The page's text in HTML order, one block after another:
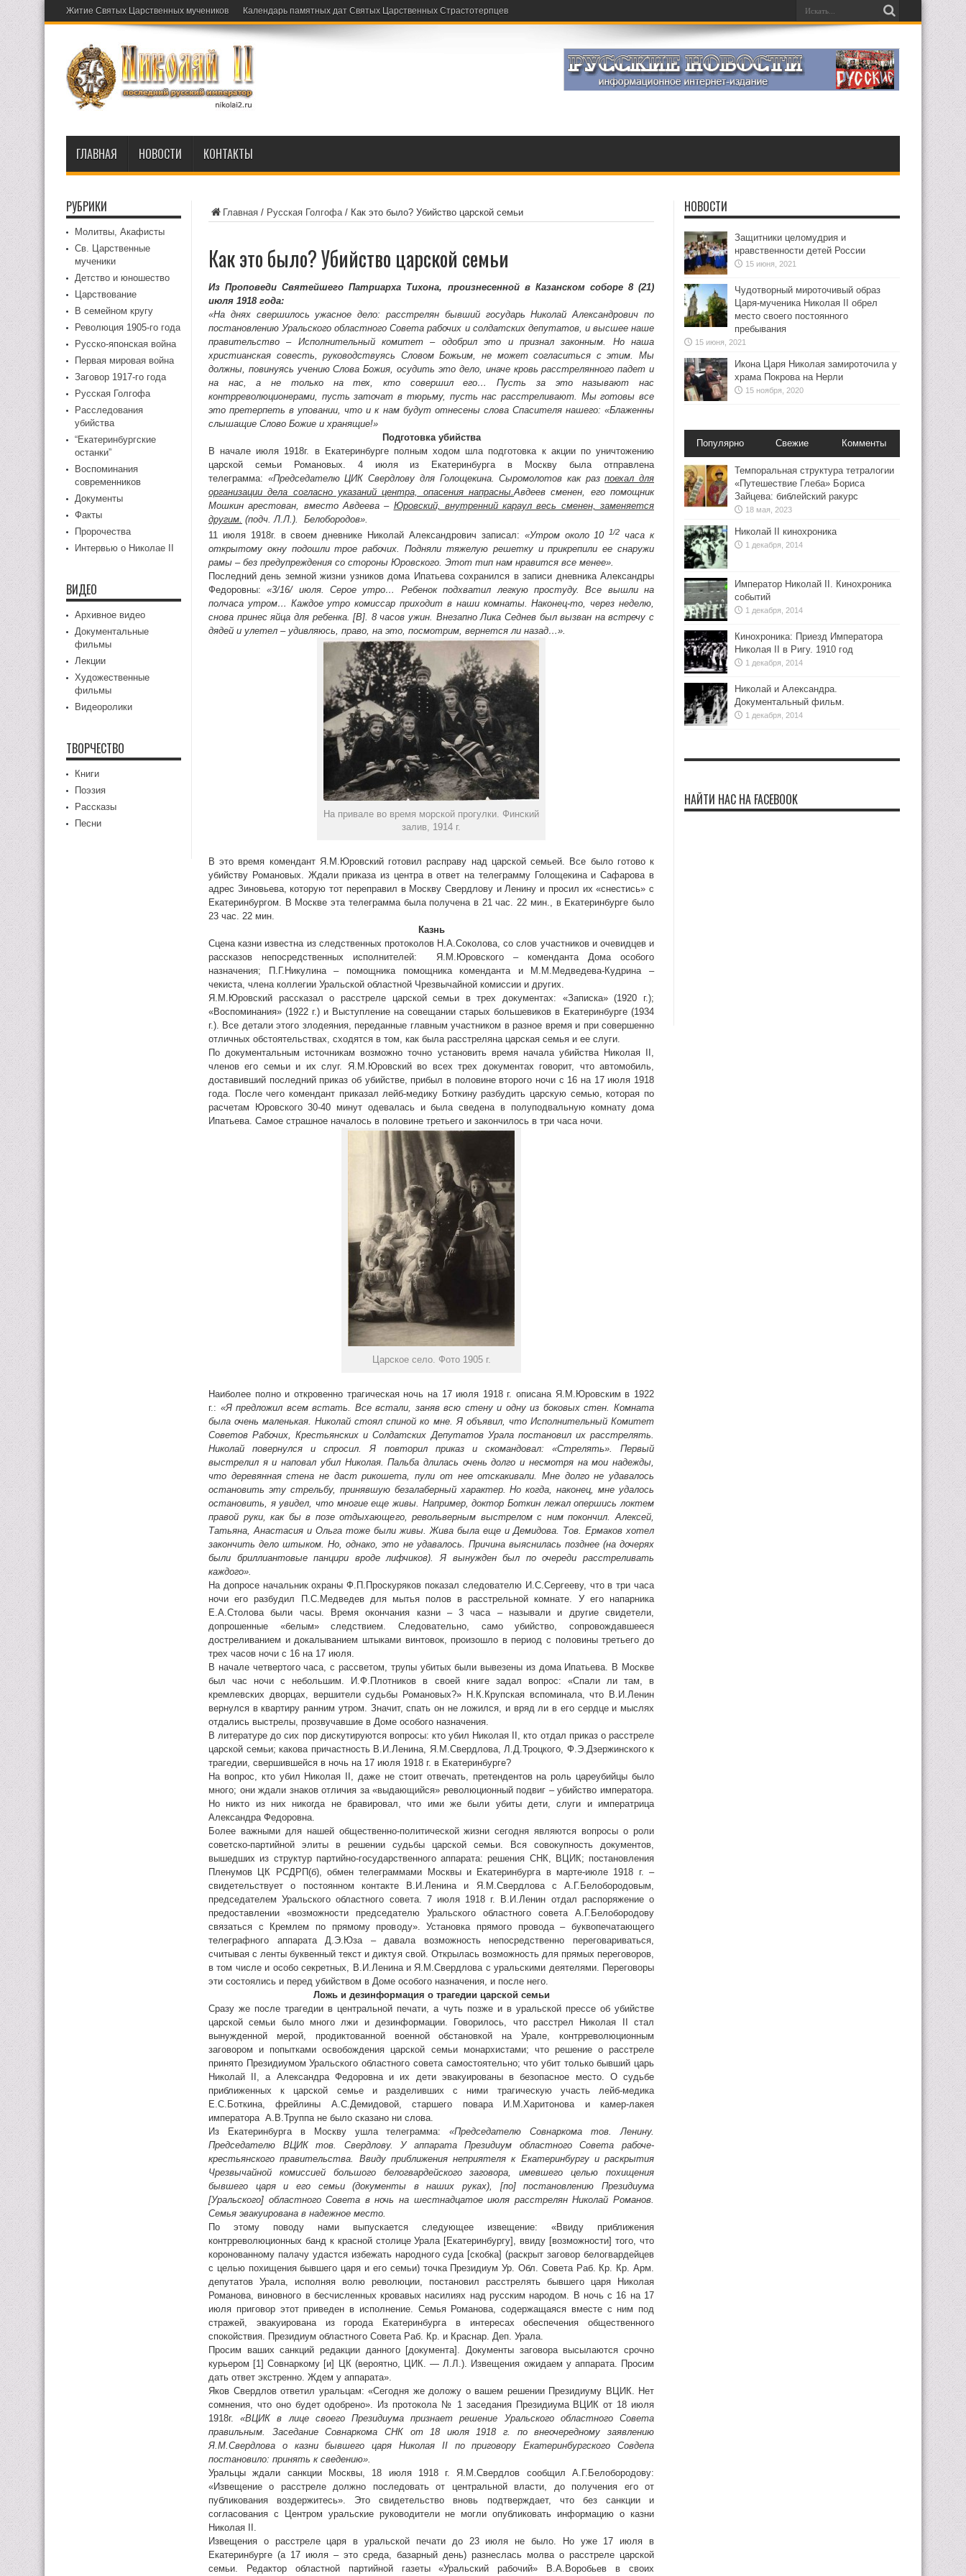
Житие Святых Царственных мучеников Календарь памятных дат Святых Царственных Страстотерпцев
ГЛАВНАЯ НОВОСТИ КОНТАКТЫ
Главная / Русская Голгофа/ Как это было? Убийство царской семьи
Как это было? Убийство царской семьи
Из Проповеди Святейшего Патриарха Тихона, произнесенной в Казанском соборе 8 (21)
июля 1918 года:
«На днях свершилось ужасное дело: расстрелян бывший государь Николай Александрович по
постановлению Уральского областного Совета рабочих и солдатских депутатов, и высшее наше
правительство – Исполнительный комитет – одобрил это и признал законным. Но наша
христианская совесть, руководствуясь Словом Божьим, не может согласиться с этим. Мы
должны, повинуясь учению Слова Божия, осудить это дело, иначе кровь расстрелянного падет и
на нас, а не только на тех, кто совершил его… Пусть за это называют нас
контрреволюционерами, пусть заточат в тюрьму, пусть нас расстреливают. Мы готовы все
это претерпеть в уповании, что и к нам будут отнесены слова Спасителя нашего: «Блаженны
слышащие Слово Божие и хранящие!»
Подготовка убийства
В начале июля 1918г. в Екатеринбурге полным ходом шла подготовка к акции по уничтожению
царской семьи Романовых. 4 июля из Екатеринбурга в Москву была отправлена
телеграмма: «Председателю ЦИК Свердлову для Голощекина. Сыромолотов как разпоехал для
организации дела согласно указаний центра, опасения напрасны.Авдеев сменен, его помощник
Мошкин арестован, вместо Авдеева – Юровский, внутренний караул весь сменен, заменяется
другим. (подч. Л.Л.). Белобородов».
11 июля 1918г. в своем дневнике Николай Александрович записал: «Утром около 101/2
часа к
открытому окну подошли трое рабочих. Подняли тяжелую решетку и прикрепили ее снаружи
рамы – без предупреждения со стороны Юровского. Этот тип нам нравится все менее».
Последний день земной жизни узников дома Ипатьева сохранился в записи дневника Александры
Федоровны:«3/16/ июля.
Серое утро… Ребенок подхватил легкую простуду. Все вышли на
полчаса утром… Каждое утро комиссар приходит в наши комнаты. Наконец-то, через неделю,
снова принес яйца для ребенка. [В]. 8 часов ужин. Внезапно Лика Седнев был вызван на встречу с
дядей и улетел – удивляюсь, право, на это, посмотрим, вернется ли назад…».
На привале во время морской прогулки. Финский
залив, 1914 г.
В это время комендант Я.М.Юровский готовил расправу над царской семьей. Все было готово к
убийству Романовых. Ждали приказа из центра в ответ на телеграмму Голощекина и Сафарова в
адрес Зиновьева, которую тот переправил в Москву Свердлову и Ленину и просил их «снестись» с
Екатеринбургом. В Москве эта телеграмма была получена в 21 час. 22 мин., в Екатеринбурге было
23 час. 22 мин.
Казнь
Сцена казни известна из следственных протоколов Н.А.Соколова, со слов участников и очевидцев и
рассказов непосредственных исполнителей: Я.М.Юровского – коменданта Дома особого
назначения; П.Г.Никулина – помощника помощника коменданта и М.М.Медведева-Кудрина –
чекиста, члена коллегии Уральской областной Чрезвычайной комиссии и других.
Я.М.Юровский рассказал о расстреле царской семьи в трех документах: «Записка» (1920 г.);
«Воспоминания» (1922 г.) и Выступление на совещании старых большевиков в Екатеринбурге (1934
г.). Все детали этого злодеяния, переданные главным участником в разное время и при совершенно
отличных обстоятельствах, сходятся в том, как была расстреляна царская семья и ее слуги.
По документальным источникам возможно точно установить время начала убийства Николая II,
членов его семьи и их слуг. Я.М.Юровский во всех трех документах говорит, что автомобиль,
доставивший последний приказ об убийстве, прибыл в половине второго ночи с 16 на 17 июля 1918
года. После чего комендант приказал лейб-медику Боткину разбудить царскую семью, которая по
расчетам Юровского 30-40 минут одевалась и была сведена в полуподвальную комнату дома
Ипатьева. Самое страшное началось в половине третьего и закончилось в три часа ночи.
Царское село. Фото 1905 г.
Наиболее полно и откровенно трагическая ночь на 17 июля 1918 г. описана Я.М.Юровским в 1922
г.: «Я предложил всем встать. Все встали, заняв всю стену и одну из боковых стен. Комната
была очень маленькая. Николай стоял спиной ко мне. Я объявил, что Исполнительный Комитет
Советов Рабочих, Крестьянских и Солдатских Депутатов Урала постановил их расстрелять.
Николай повернулся и спросил. Я повторил приказ и скомандовал: «Стрелять». Первый
выстрелил я и наповал убил Николая. Пальба длилась очень долго и несмотря на мои надежды,
что деревянная стена не даст рикошета, пули от нее отскакивали. Мне долго не удавалось
остановить эту стрельбу, принявшую безалаберный характер. Но когда, наконец, мне удалось
остановить, я увидел, что многие еще живы. Например, доктор Боткин лежал опершись локтем
правой руки, как бы в позе отдыхающего, револьверным выстрелом с ним покончил. Алексей,
Татьяна, Анастасия и Ольга тоже были живы. Жива была еще и Демидова. Тов. Ермаков хотел
закончить дело штыком. Но, однако, это не удавалось. Причина выяснилась позднее (на дочерях
были бриллиантовые панцири вроде лифчиков). Я вынужден был по очереди расстреливать
каждого».
На допросе начальник охраны Ф.П.Проскуряков показал следователю И.С.Сергееву, что в три часа
ночи его разбудил П.С.Медведев для мытья полов в расстрельной комнате. У его напарника
Е.А.Столова были часы. Время окончания казни – 3 часа – называли и другие свидетели,
допрошенные «белым» следствием. Следовательно, само убийство, сопровождавшееся
достреливанием и докалыванием штыками винтовок, произошло в период с половины третьего до
трех часов ночи с 16 на 17 июля.
В начале четвертого часа, с рассветом, трупы убитых были вывезены из дома Ипатьева. В Москве
был час ночи с небольшим. И.Ф.Плотников в своей книге задал вопрос: «Спали ли там, в
кремлевских дворцах, вершители судьбы Романовых?» Н.К.Крупская вспоминала, что В.И.Ленин
вернулся в квартиру ранним утром. Значит, спать он не ложился, и вряд ли в его сердце и мыслях
отдались выстрелы, прозвучавшие в Доме особого назначения.
В литературе до сих пор дискутируются вопросы: кто убил Николая II, кто отдал приказ о расстреле
царской семьи; какова причастность В.И.Ленина, Я.М.Свердлова, Л.Д.Троцкого, Ф.Э.Дзержинского к
трагедии, свершившейся в ночь на 17 июля 1918 г. в Екатеринбурге?
На вопрос, кто убил Николая II, даже не стоит отвечать, претендентов на роль цареубийцы было
много; они ждали знаков отличия за «выдающийся» революционный подвиг – убийство императора.
Но никто из них никогда не бравировал, что ими же были убиты дети, слуги и императрица
Александра Федоровна.
Более важными для нашей общественно-политической жизни сегодня являются вопросы о роли
советско-партийной элиты в решении судьбы царской семьи. Вся совокупность документов,
вышедших из структур партийно-государственного аппарата: решения СНК, ВЦИК; постановления
Пленумов ЦК РСДРП(б), обмен телеграммами Москвы и Екатеринбурга в марте-июле 1918 г. –
свидетельствует о постоянном контакте В.И.Ленина и Я.М.Свердлова с А.Г.Белобородовым,
председателем Уральского областного совета. 7 июля 1918 г. В.И.Ленин отдал распоряжение о
предоставлении «возможности председателю Уральского областного совета А.Г.Белобородову
связаться с Кремлем по прямому проводу». Установка прямого провода – буквопечатающего
телеграфного аппарата Д.Э.Юза – давала возможность непосредственно переговариваться,
считывая с ленты буквенный текст и диктуя свой. Открылась возможность для прямых переговоров,
в том числе и особо секретных, В.И.Ленина и Я.М.Свердлова с уральскими деятелями. Переговоры
эти состоялись и перед убийством в Доме особого назначения, и после него.
Ложь и дезинформация о трагедии царской семьи
Сразу же после трагедии в центральной печати, а чуть позже и в уральской прессе об убийстве
царской семьи было много лжи и дезинформации. Говорилось, что расстрел Николая II стал
вынужденной мерой, продиктованной военной обстановкой на Урале, контрреволюционным
заговором и попытками освобождения царской семьи монархистами; что решение о расстреле
принято Президиумом Уральского областного совета самостоятельно; что убит только бывший царь
Николай II, а Александра Федоровна и их дети эвакуированы в безопасное место. О судьбе
приближенных к царской семье и разделивших с ними трагическую участь лейб-медика
Е.С.Боткина, фрейлины А.С.Демидовой, старшего повара И.М.Харитонова и камер-лакея
императора А.В.Труппа не было сказано ни слова.
Из Екатеринбурга в Москву ушла телеграмма:«Председателю Совнаркома тов. Ленину.
Председателю ВЦИК тов. Свердлову. У аппарата Президиум областного Совета рабоче-
крестьянского правительства. Ввиду приближения неприятеля к Екатеринбургу и раскрытия
Чрезвычайной комиссией большого белогвардейского заговора, имевшего целью похищения
бывшего царя и его семьи (документы в наших руках), [по] постановлению Президиума
[Уральского] областного Совета в ночь на шестнадцатое июля расстрелян Николай Романов.
Семья эвакуирована в надежное место.
По этому поводу нами выпускается следующее извещение: «Ввиду приближения
контрреволюционных банд к красной столице Урала [Екатеринбургу], ввиду [возможности] того, что
коронованному палачу удастся избежать народного суда [скобка] (раскрыт заговор белогвардейцев
с целью похищения бывшего царя и его семьи) точка Президиум Ур. Обл. Совета Раб. Кр. Кр. Арм.
депутатов Урала, исполняя волю революции, постановил расстрелять бывшего царя Николая
Романова, виновного в бесчисленных кровавых насилиях над русским народом. В ночь с 16 на 17
июля приговор этот приведен в исполнение. Семья Романова, содержащаяся вместе с ним под
стражей, эвакуирована из города Екатеринбурга в интересах обеспечения общественного
спокойствия. Президиум областного Совета Раб. Кр. и Краснар. Деп. Урала.
Просим ваших санкций редакции данного [документа]. Документы заговора высылаются срочно
курьером [1] Совнаркому [и] ЦК (вероятно, ЦИК. — Л.Л.). Извещения ожидаем у аппарата. Просим
дать ответ экстренно. Ждем у аппарата».
Яков Свердлов ответил уральцам: «Сегодня же доложу о вашем решении Президиуму ВЦИК. Нет
сомнения, что оно будет одобрено». Из протокола № 1 заседания Президиума ВЦИК от 18 июля
1918г.«ВЦИК в лице своего Президиума признает решение Уральского областного Совета
правильным. Заседание Совнаркома СНК от 18 июля 1918 г. по внеочередному заявлению
Я.М.Свердлова о казни бывшего царя Николая II по приговору Екатеринбургского Совдепа
постановило: принять к сведению».
Уральцы ждали санкции Москвы, 18 июля 1918 г. Я.М.Свердлов сообщил А.Г.Белобородову:
«Извещение о расстреле должно последовать от центральной власти, до получения его от
публикования воздержитесь». Это свидетельство вновь подтверждает, что без санкции и
согласования с Центром уральские руководители не могли опубликовать информацию о казни
Николая II.
Извещения о расстреле царя в уральской печати до 23 июля не было. Но уже 17 июля в
Екатеринбурге (а 17 июля – это среда, базарный день) разнеслась молва о расстреле царской
семьи. Редактор областной партийной газеты «Уральский рабочий» В.А.Воробьев в своих
РУБРИКИ
Молитвы, Акафисты
Св. Царственные
мученики
Детство и юношество
Царствование
В семейном кругу
Революция 1905-го года
Русско-японская война
Первая мировая война
Заговор 1917-го года
Русская Голгофа
Расследования
убийства
“Екатеринбургские
останки”
Воспоминания
современников
Документы
Факты
Пророчества
Интервью о Николае II
ВИДЕО
Архивное видео
Документальные
фильмы
Лекции
Художественные
фильмы
Видеоролики
ТВОРЧЕСТВО
Книги
Поэзия
Рассказы
Песни
НОВОСТИ
Защитники целомудрия и
нравственности детей России
15 июня, 2021
Чудотворный мироточивый образ
Царя-мученика Николая II обрел
место своего постоянного
пребывания
15 июня, 2021
Икона Царя Николая замироточила у
храма Покрова на Нерли
15 ноября, 2020
Популярно Свежие Комменты
Темпоральная структура тетралогии
«Путешествие Глеба» Бориса
Зайцева: библейский ракурс
18 мая, 2023
Николай II кинохроника
1 декабря, 2014
Император Николай II. Кинохроника
событий
1 декабря, 2014
Кинохроника: Приезд Императора
Николая II в Ригу. 1910 год
1 декабря, 2014
Николай и Александра.
Документальный фильм.
1 декабря, 2014
НАЙТИ НАС НА FACEBOOK